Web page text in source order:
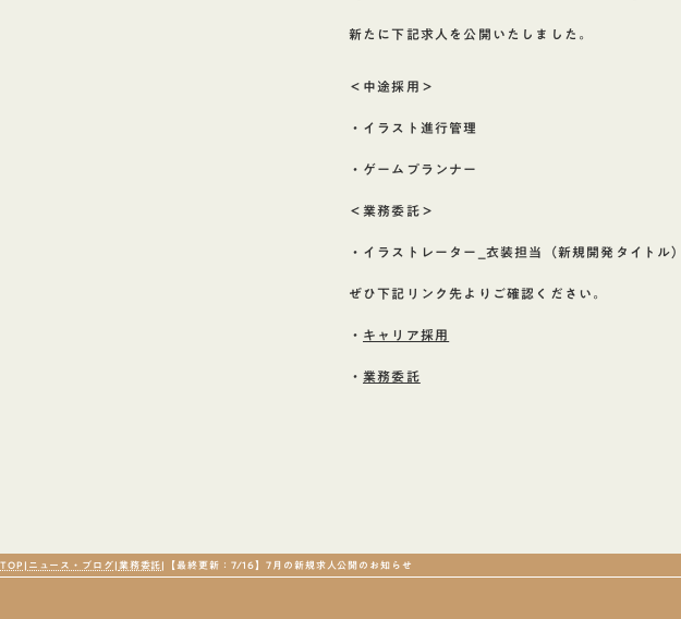
TOP ニュース・ブログ 業務委託 【最終更新：7/16】7月の新規求人公開のお知らせ
新たに下記求人を公開いたしました。
＜中途採用＞
・イラスト進行管理
・ゲームプランナー
＜業務委託＞
・イラストレーター_衣装担当（新規開発タイトル）
ぜひ下記リンク先よりご確認ください。
・ キャリア採用
・業務委託